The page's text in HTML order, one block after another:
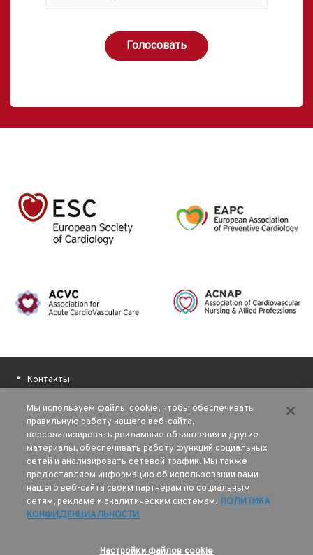
Голосовать
Контакты
Полезные ссылки
Наши авторы
Финансовая поддержка
Sitemap
Условия использования
Политика конфиденциальности
© 2026 Все права защищены
Мы используем файлы cookie, чтобы обеспечивать
правильную работу нашего веб-сайта,
персонализировать рекламные объявления и другие
материалы, обеспечивать работу функций социальных
сетей и анализировать сетевой трафик. Мы также
предоставляем информацию об использовании вами
нашего веб-сайта своим партнерам по социальным
сетям, рекламе и аналитическим системам. ПОЛИТИКА
КОНФИДЕНЦИАЛЬНОСТИ
Настройки файлов cookie